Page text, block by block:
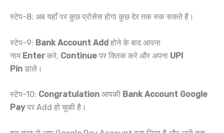
स्टेप-8: अब यहाँ पर कुछ प्रोसेस होगा कुछ देर तक रुक सकते है।
स्टेप-9: Bank Account Add होने के बाद आपना
नाम Enter करे, Continue पर क्लिक करे और अपना UPI
Pin डाले।
स्टेप-10: Congratulation आपकी Bank Account Google
Payपर Add हो चुकी है।